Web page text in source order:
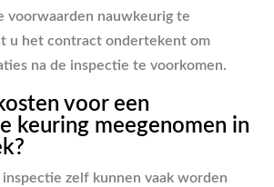
voorwaarden nauwkeurig te
u het contract ondertekent om
na de inspectie te voorkomen.
voor een
keuring meegenomen in
zelf kunnen vaak worden